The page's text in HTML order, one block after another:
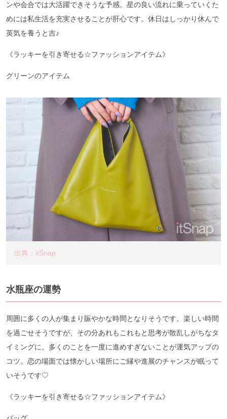
ンや会合では大活躍できそうな予感。星の良い流れに乗っていくた
めには私生活を充実させることが肝心です。休日はしっかり休んで
英気を養うと吉♪
《ラッキーを引き寄せる☆ファッションアイテム》
グリーンのアイテム
出典：itSnap
水瓶座の運勢
周囲に多くの人が集まり賑やかな時間となりそうです。楽しい時間
を過ごせそうですが、その分あれもこれもと思考が散乱しがちなタ
イミングに。多くのことを一度に進めすぎないことが運気アップの
コツ。恋の場面では懐かしい場所にご縁や進展のチャンスが眠って
いそうです♡
《ラッキーを引き寄せる☆ファッションアイテム》